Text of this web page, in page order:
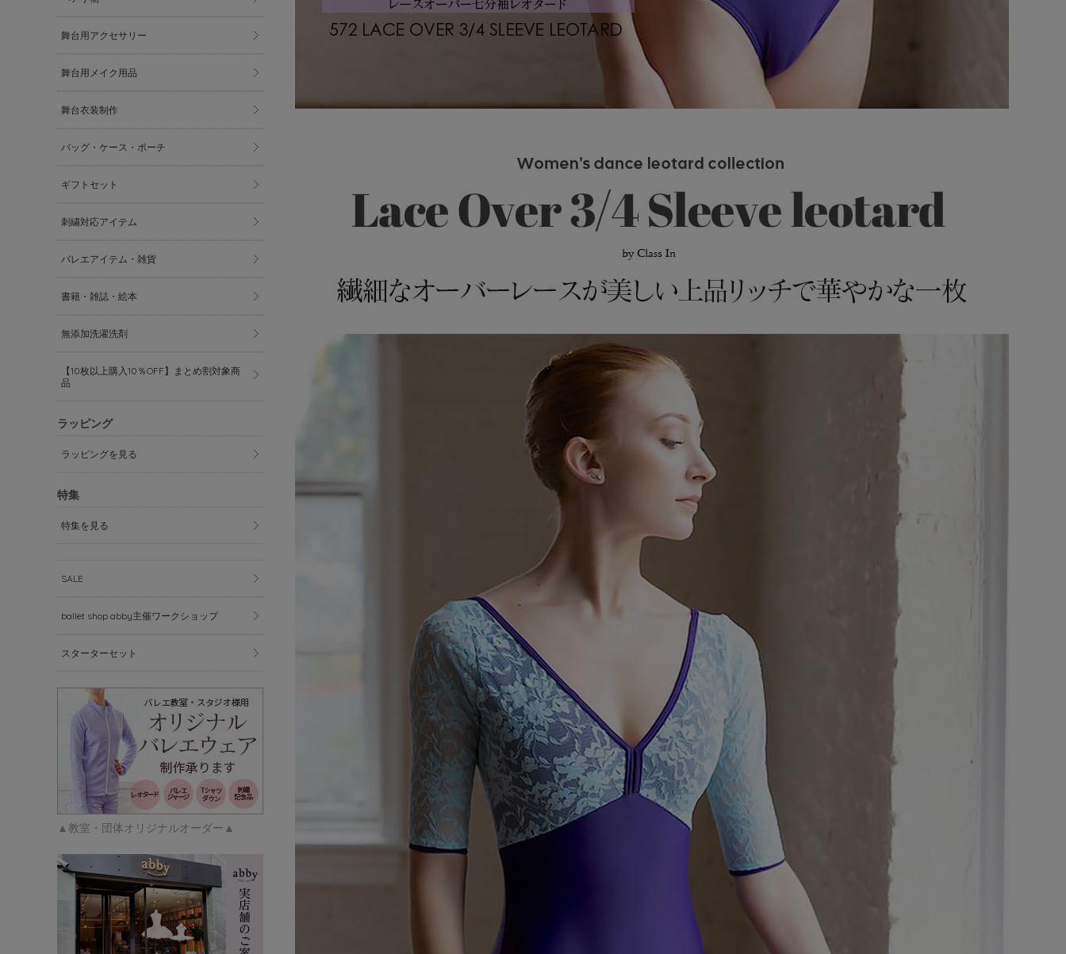
舞台用アクセサリー
舞台用メイク用品
舞台衣装制作
バッグ・ケース・ポーチ
ギフトセット
刺繍対応アイテム
バレエアイテム・雑貨
書籍・雑誌・絵本
無添加洗濯洗剤
【10枚以上購入10％OFF】まとめ割対象商
品
ラッピング
ラッピングを見る
特集
特集を見る
SALE
ballet shop abby主催ワークショップ
スターターセット
▲教室・団体オリジナルオーダー▲